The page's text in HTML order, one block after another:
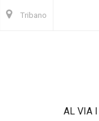
Tribano
AL VIA I